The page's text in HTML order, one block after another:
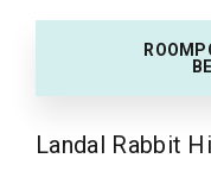
Landal Rabbit